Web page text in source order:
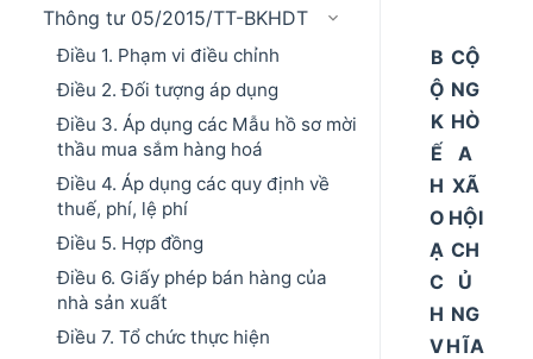
Thông tư 05/2015/TT-BKHDT
Điều 1. Phạm vi điều chỉnh
Điều 2. Đối tượng áp dụng
Điều 3. Áp dụng các Mẫu hồ sơ mời
thầu mua sắm hàng hoá
Điều 4. Áp dụng các quy định về
thuế, phí, lệ phí
Điều 5. Hợp đồng
Điều 6. Giấy phép bán hàng của
nhà sản xuất
Điều 7. Tổ chức thực hiện
B
Ộ
K
Ế
H
O
Ạ
C
H
V
CỘ
NG
HÒ
A
XÃ
HỘI
CH
Ủ
NG
HĨA